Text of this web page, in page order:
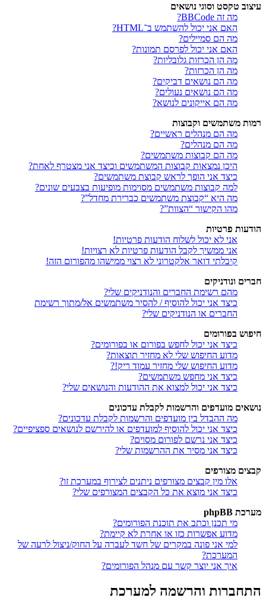
עיצוב טקסט וסוגי נושאים
מה זה BBCode?
האם אני יכול להשתמש ב־HTML?
מה הם סמיילים?
האם אני יכול לפרסם תמונות?
מה הן הכרזות גלובליות?
מה הן הכרזות?
מה הם נושאים דביקים?
מה הם נושאים נעולים?
מה הם אייקונים לנושא?
רמות משתמשים וקבוצות
מה הם מנהלים ראשיים?
מה הם מנהלים?
מה הם קבוצות משתמשים?
היכן נמצאות קבוצות המשתמשים וכיצד אני מצטרף לאחת?
כיצד אני הופך לראש קבוצת משתמשים?
למה קבוצות משתמשים מסוימות מופיעות בצבעים שונים?
מה היא “קבוצת משתמשים כברירת מחדל”?
מהו הקישור “הצוות”?
הודעות פרטיות
אני לא יכול לשלוח הודעות פרטיות!
אני ממשיך לקבל הודעות פרטיות לא רצויות!
קיבלתי דואר אלקטרוני לא רצוי ממישהו מהפורום הזה!
חברים ונודניקים
מהם רשימת החברים והנודניקים שלי?
כיצד אני יכול להוסיף / להסיר משתמשים אל/מתוך רשימת
החברים או הנודניקים שלי?
חיפוש בפורומים
כיצד אני יכול לחפש בפורום או בפורומים?
מדוע החיפוש שלי לא מחזיר תוצאות?
מדוע החיפוש שלי מחזיר עמוד ריק!?
כיצד אני מחפש משתמשים?
כיצד אני יכול למצוא את ההודעות והנושאים שלי?
נושאים מועדפים והרשמות לקבלת עדכונים
מה ההבדל בין מועדפים והרשמות לקבלת עדכונים?
כיצד אני יכול להוסיף למועדפים או להירשם לנושאים ספציפיים?
כיצד אני נרשם לפורום מסוים?
כיצד אני מסיר את ההרשמות שלי?
קבצים מצורפים
אלו מין קבצים מצורפים ניתנים לצירוף במערכת זו?
כיצד אני מוצא את כל הקבצים המצורפים שלי?
מערכת phpBB
מי תכנן וכתב את תוכנת הפורומים?
מדוע אפשרות כזו או אחרת לא קיימת?
למי אני פונה במקרים של חשד לעברה על החוק/ניצול לרעה של
המערכת?
איך אני יוצר קשר עם מנהל הפורומים?
התחברות והרשמה למערכת